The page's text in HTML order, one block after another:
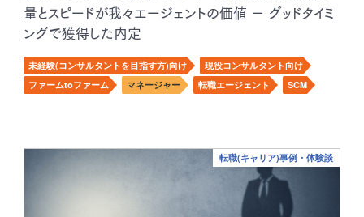
量とスピードが我々エージェントの価値 － グッドタイミ
ングで獲得した内定
未経験(コンサルタントを目指す方)向け
現役コンサルタント向け
ファームtoファーム
マネージャー 転職エージェント SCM
転職(キャリア)事例・体験談